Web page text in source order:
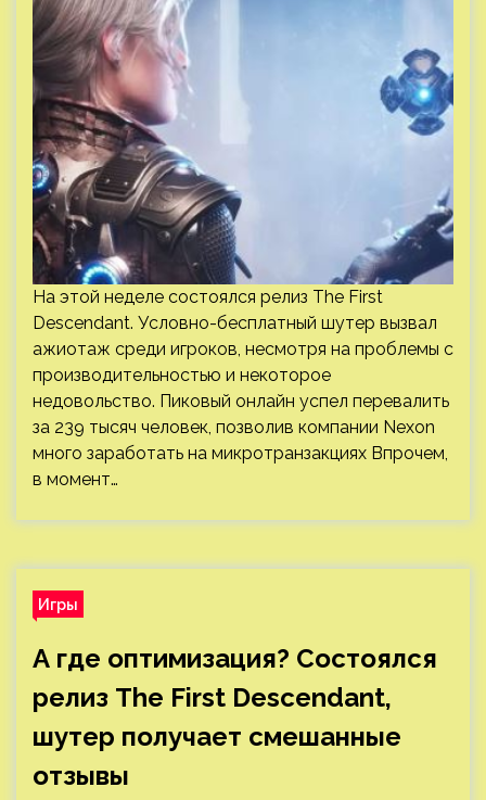
На этой неделе состоялся релиз The First
Descendant. Условно-бесплатный шутер вызвал
ажиотаж среди игроков, несмотря на проблемы с
производительностью и некоторое
недовольство. Пиковый онлайн успел перевалить
за 239 тысяч человек, позволив компании Nexon
много заработать на микротранзакциях Впрочем,
в момент…
Игры
А где оптимизация? Состоялся
релиз The First Descendant,
шутер получает смешанные
отзывы